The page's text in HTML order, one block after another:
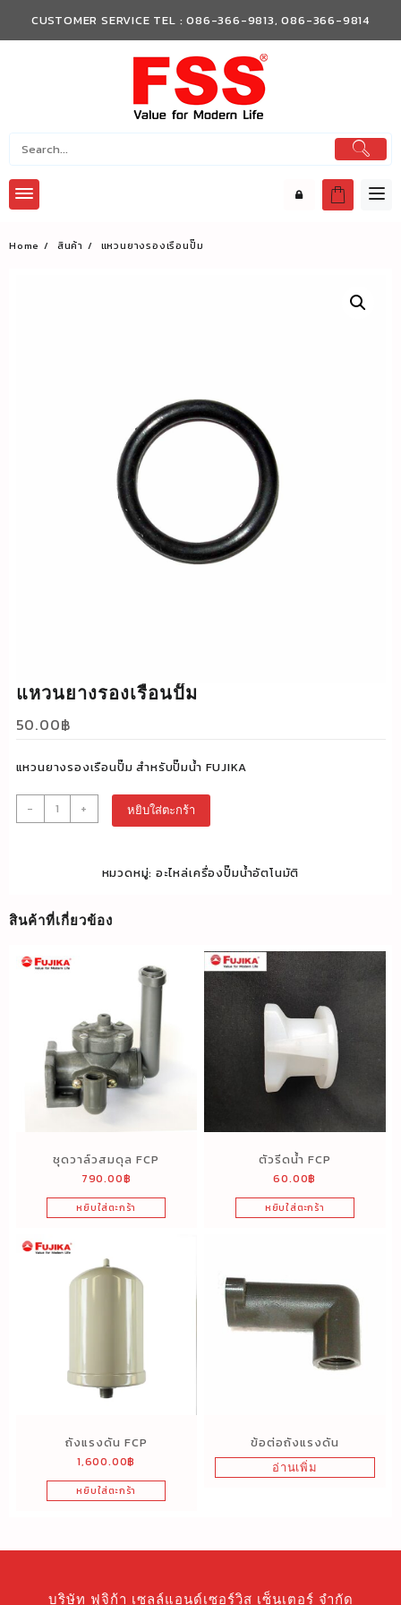
content
CUSTOMER SERVICE TEL : 086-366-9813, 086-366-9814
Home สินค้า แหวนยางรองเรือนปั๊ม
แหวนยางรองเรือนปั๊ม
50.00฿
แหวนยางรองเรือนปั๊ม สำหรับปั๊มน้ำ FUJIKA
-
จำนวน
แหวน
ชิ้น
+ หยิบใส่ตะกร้า
หมวดหมู่:อะไหล่เครื่องปั๊มน้ำอัตโนมัติ
สินค้าที่เกี่ยวข้อง
ชุดวาล์วสมดุล FCP
790.00฿
หยิบใส่ตะกร้า
ตัวรีดน้ำ FCP
60.00฿
หยิบใส่ตะกร้า
ถังแรงดัน FCP
1,600.00฿
หยิบใส่ตะกร้า
ข้อต่อถังแรงดัน
อ่านเพิ่ม
บริษัท ฟูจิก้า เซลล์แอนด์เซอร์วิส เซ็นเตอร์ จำกัด